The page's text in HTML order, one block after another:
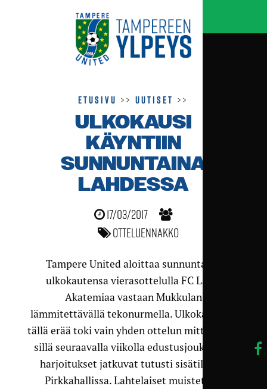
Etusivu >>Uutiset >>
ULKOKAUSI
KÄYNTIIN
SUNNUNTAINA
LAHDESSA
17/03/2017
Otteluennakko
Tampere United aloittaa sunnuntaina
ulkokautensa vierasottelulla FC Lahti
Akatemiaa vastaan Mukkulan
lämmitettävällä tekonurmella. Ulkokausi jää
tällä erää toki vain yhden ottelun mittaiseksi,
sillä seuraavalla viikolla edustusjoukkueen
harjoitukset jatkuvat tutusti sisätiloissa
Pirkkahallissa. Lahtelaiset muistetaan